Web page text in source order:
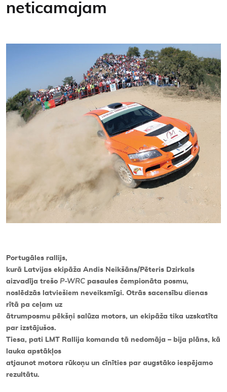
neticamajam
Portugāles rallijs,
kurā Latvijas ekipāža Andis Neikšāns/Pēteris Dzirkals
aizvadīja trešo P-WRC pasaules čempionāta posmu,
noslēdzās latviešiem neveiksmīgi. Otrās sacensību dienas
rītā pa ceļam uz
ātrumposmu pēkšņi salūza motors, un ekipāža tika uzskatīta
par izstājušos.
Tiesa, pati LMT Rallija komanda tā nedomāja – bija plāns, kā
lauka apstākļos
atjaunot motora rūkoņu un cīnīties par augstāko iespējamo
rezultātu.